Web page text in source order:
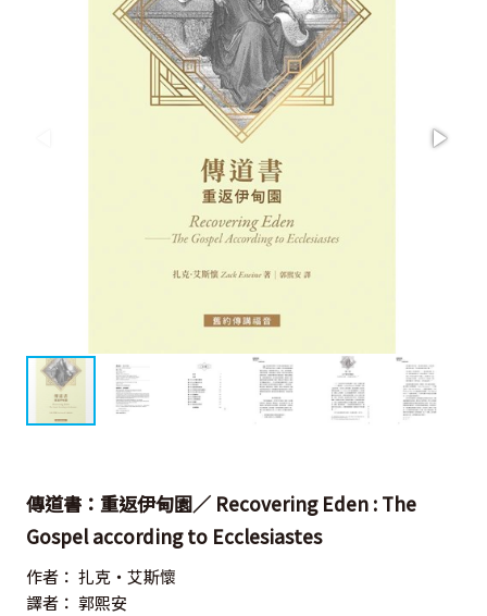
傳道書：重返伊甸園／ Recovering Eden : The
Gospel according to Ecclesiastes
作者： 扎克‧艾斯懷
譯者： 郭熙安